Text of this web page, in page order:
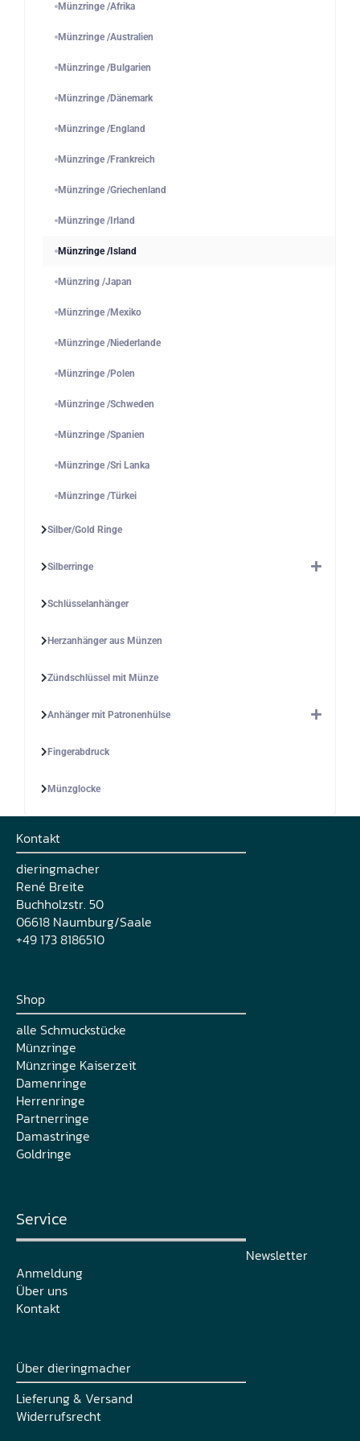
Münzringe /Afrika
Münzringe /Australien
Münzringe /Bulgarien
Münzringe /Dänemark
Münzringe /England
Münzringe /Frankreich
Münzringe /Griechenland
Münzringe /Irland
Münzringe /Island
Münzring /Japan
Münzringe /Mexiko
Münzringe /Niederlande
Münzringe /Polen
Münzringe /Schweden
Münzringe /Spanien
Münzringe /Sri Lanka
Münzringe /Türkei
Silber/Gold Ringe
Silberringe
Schlüsselanhänger
Herzanhänger aus Münzen
Zündschlüssel mit Münze
Anhänger mit Patronenhülse
Fingerabdruck
Münzglocke
Kontakt
dieringmacher
René Breite
Buchholzstr. 50
06618 Naumburg/Saale
+49 173 8186510
Shop
alle Schmuckstücke
Münzringe
Münzringe Kaiserzeit
Damenringe
Herrenringe
Partnerringe
Damastringe
Goldringe
Service
Newsletter
Anmeldung
Über uns
Kontakt
Über dieringmacher
Lieferung & Versand
Widerrufsrecht